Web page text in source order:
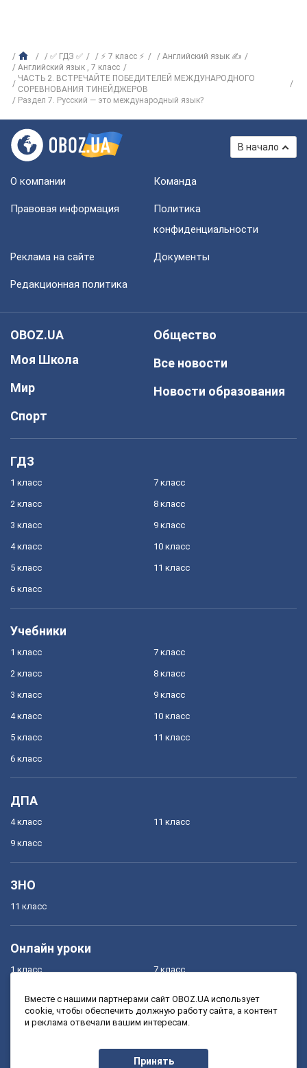
✅ ГДЗ ✅ ⚡ 7 класс ⚡
Английский язык ✍
Английский язык , 7 класс
ЧАСТЬ 2. ВСТРЕЧАЙТЕ ПОБЕДИТЕЛЕЙ МЕЖДУНАРОДНОГО
СОРЕВНОВАНИЯ ТИНЕЙДЖЕРОВ
Раздел 7. Русский — это международный язык?
В начало
О компании Команда
Правовая информация
Политика
конфиденциальности
Реклама на сайте Документы
Редакционная политика
OBOZ.UA
Моя Школа
Мир
Спорт
Общество
Все новости
Новости образования
ГДЗ
1 класс
2 класс
3 класс
4 класс
5 класс
6 класс
7 класс
8 класс
9 класс
10 класс
11 класс
Учебники
1 класс
2 класс
3 класс
4 класс
5 класс
6 класс
7 класс
8 класс
9 класс
10 класс
11 класс
ДПА
4 класс
9 класс
11 класс
ЗНО
11 класс
Онлайн уроки
1 класс
3 класс
7 класс
9 класс
Вместе с нашими партнерами сайт OBOZ.UA использует
cookie, чтобы обеспечить должную работу сайта, а контент
и реклама отвечали вашим интересам.
Принять